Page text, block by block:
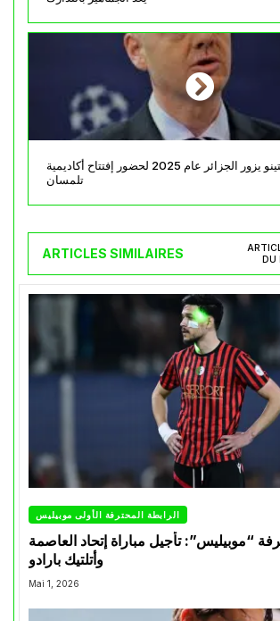
جياني إنفانتينو يزور الجزائر عام 2025 لحضور إفتتاح أكاديمية
تلمسان
ARTICLES SIMILAIRES
DU
الرابطة المحترفة الأولى موبيليس
“موبيليس”: تأجيل مباراة إتحاد العاصمة
وأتلتيك بارادو
Mai 1, 2026